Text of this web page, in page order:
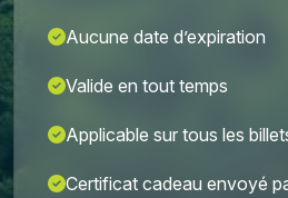
Aucune date d’expiration
Valide en tout temps
Applicable sur tous les
Certificat cadeau envoyé